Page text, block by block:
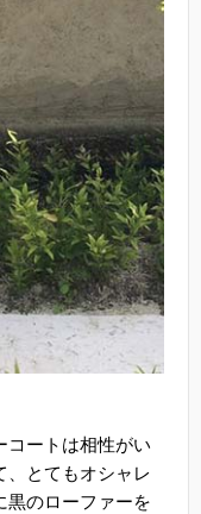
コートは相性がい
、とてもオシャレ
黒のローファーを